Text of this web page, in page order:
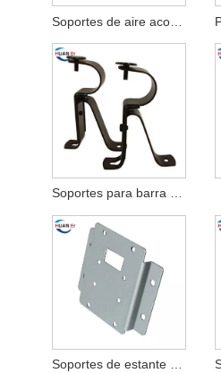
Soportes de estante de metal de bricolaje